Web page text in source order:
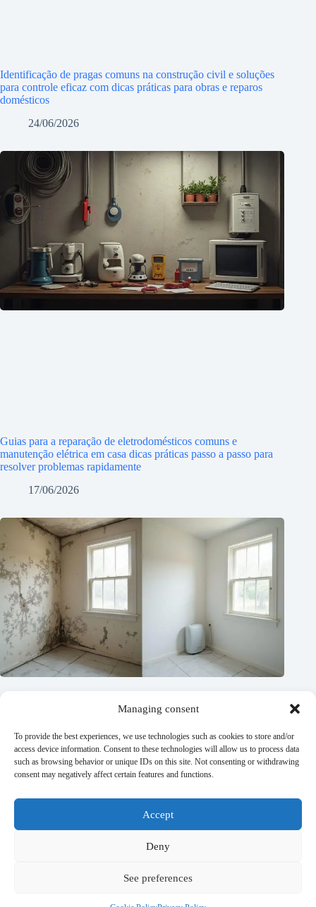
Managing consent
To provide the best experiences, we use technologies such as cookies to store and/or
access device information. Consent to these technologies will allow us to process data
such as browsing behavior or unique IDs on this site. Not consenting or withdrawing
consent may negatively affect certain features and functions.
Accept
Deny
See preferences
Identificação de pragas comuns na construção civil e soluções
para controle eficaz com dicas práticas para obras e reparos
domésticos
24/06/2026
Guias para a reparação de eletrodomésticos comuns e
manutenção elétrica em casa dicas práticas passo a passo para
resolver problemas rapidamente
17/06/2026
residências e pequenas reformas guia prático para identificar
eliminar e prevenir novos focos
Terms and conditions